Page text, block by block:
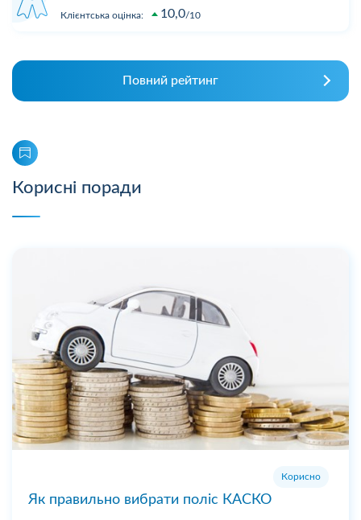
Клієнтська оцінка: 10,0 10
Повний рейтинг
Корисні поради
Корисно
Як правильно вибрати поліс КАСКО